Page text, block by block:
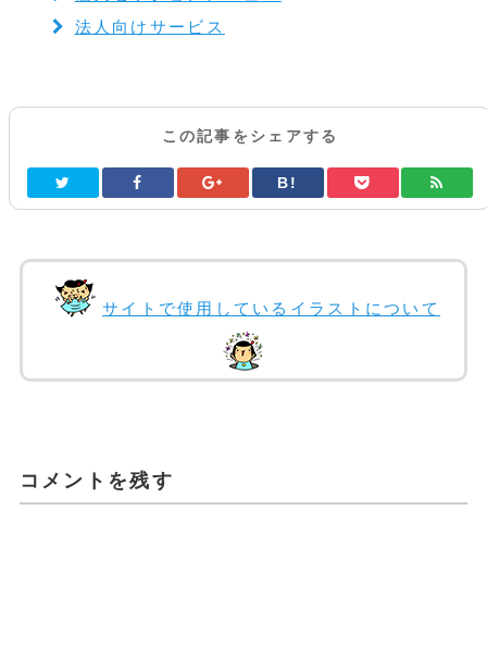
法人向けサービス
この記事をシェアする
B!
サイトで使用しているイラストについて
コメントを残す